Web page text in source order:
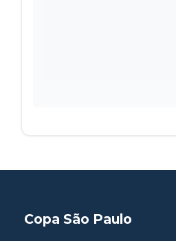
Copa São Paulo